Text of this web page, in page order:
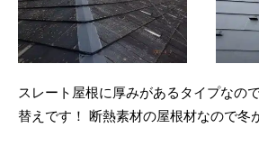
スレート屋根に厚みがあるタイプなの
替えです！ 断熱素材の屋根材なので冬